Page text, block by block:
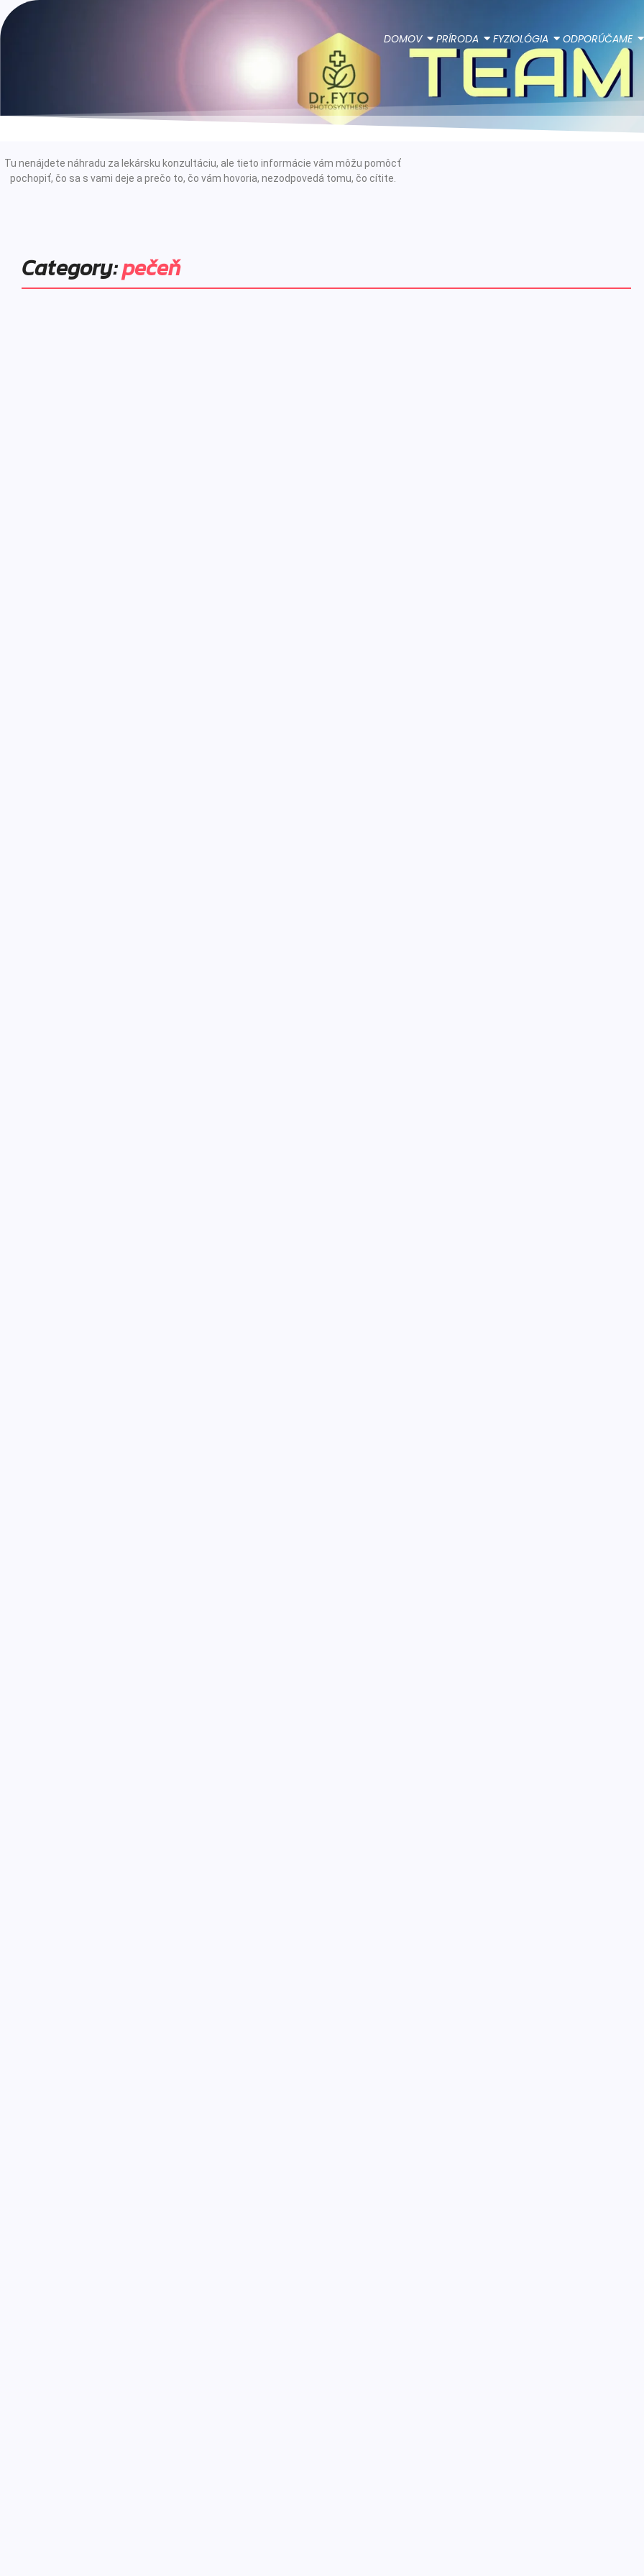
DOMOV PRÍRODA FYZIOLÓGIA ODPORÚČAME
Tu nenájdete náhradu za lekársku konzultáciu, ale tieto informácie vám môžu pomôcť
pochopiť, čo sa s vami deje a prečo to, čo vám hovoria, nezodpovedá tomu, čo cítite.
Category:pečeň